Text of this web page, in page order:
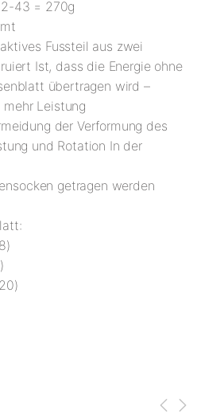
43 = 270g
Fussteil aus zwei
Ist, dass die Energie ohne
übertragen wird –
Leistung
der Verformung des
und Rotation In der
getragen werden